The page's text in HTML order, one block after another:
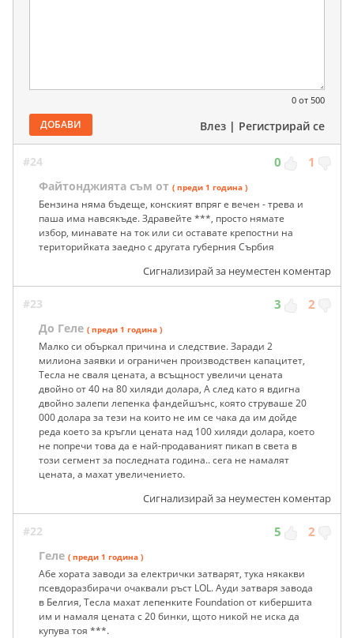
0 от 500
ДОБАВИ Влез | Регистрирай се
#24 0 1
Файтонджията съм от ( преди 1 година )
Бензина няма бъдеще, конският впряг е вечен - трева и
паша има навсякъде. Здравейте ***, просто нямате
избор, минавате на ток или си оставате крепостни на
територийката заедно с другата губерния Сърбия
Сигнализирай за неуместен коментар
#23 3 2
До Геле ( преди 1 година )
Малко си объркал причина и следствие. Заради 2
милиона заявки и ограничен производствен капацитет,
Тесла не сваля цената, а всъщност увеличи цената
двойно от 40 на 80 хиляди долара, А след като я вдигна
двойно залепи лепенка фандейшънс, която струваше 20
000 долара за тези на които не им се чака да им дойде
реда което за кръгли цената над 100 хиляди долара, което
не попречи това да е най-продаваният пикап в света в
този сегмент за последната година.. сега не намалят
цената, а махат увеличението.
Сигнализирай за неуместен коментар
#22 5 2
Геле ( преди 1 година )
Абе хората заводи за електрички затварят, тука някакви
псевдоразбирачи очаквали ръст LOL. Ауди затваря завода
в Белгия, Тесла махат лепенките Foundation от кибершита
им и намаля цената с 20 бинки, щото никой не иска да
купува тоя ***.